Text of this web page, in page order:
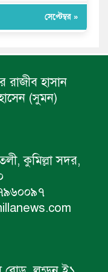
সেপ্টেম্বর »
রাজীব হাসান
(সুমন)
কুমিল্লা সদর,